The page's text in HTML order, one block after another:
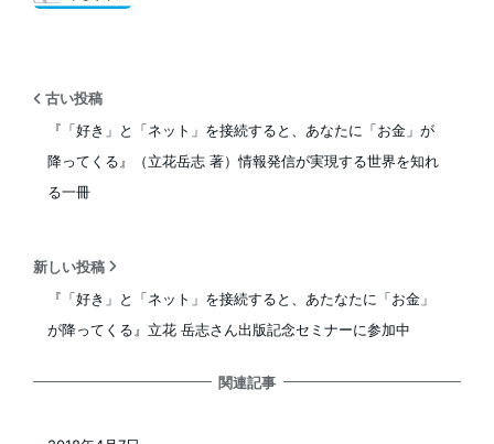
古い投稿
『「好き」と「ネット」を接続すると、あなたに「お金」が
降ってくる』（立花岳志 著）情報発信が実現する世界を知れ
る一冊
新しい投稿
『「好き」と「ネット」を接続すると、あたなたに「お金」
が降ってくる』立花 岳志さん出版記念セミナーに参加中
関連記事